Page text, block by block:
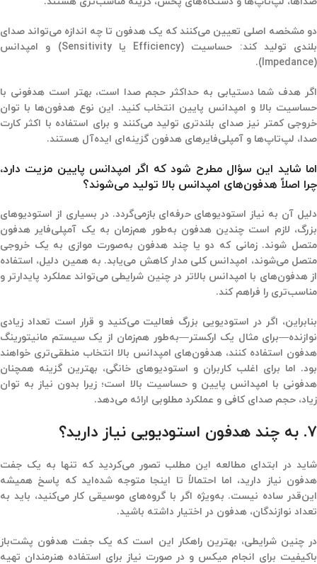
دو مشخصه اصلی تعیین می‌کنند که یک هدفون تا چه اندازه می‌تواند صدای
بلندی تولید کند: حساسیت (Efficiency یا Sensitivity) و امپدانس
(Impedance).
اگر هدف شما دستیابی به حداکثر حجم صدا است، بهتر است هدفونی با
حساسیت بالا و امپدانس پایین انتخاب کنید. این نوع هدفون‌ها با توان
خروجی کمتر نیز صدای بلندتری تولید می‌کنند و برای استفاده با اکثر کارت‌
صدا، لپ‌تاپ‌ها و آمپلی‌فایرهای هدفون گزینه‌ای ایده‌آل هستند.
اما شاید این سؤال مطرح شود که اگر امپدانس پایین مزیت دارد،
چرا اصلاً هدفون‌های امپدانس بالا تولید می‌شوند؟
دلیل آن به نیاز استودیوهای حرفه‌ای بازمی‌گردد. در بسیاری از استودیوهای
بزرگ، لازم است چندین هدفون به‌طور هم‌زمان به یک آمپلی‌فایر هدفون
متصل شوند. زمانی که دو یا چند هدفون به‌صورت موازی به یک خروجی
متصل می‌شوند، امپدانس کلی مدار کاهش می‌یابد. به همین دلیل، استفاده
از هدفون‌های با امپدانس بالاتر در چنین شرایطی می‌تواند عملکرد پایدارتر و
مناسب‌تری را فراهم کند.
بنابراین، اگر در استودیویی بزرگ فعالیت می‌کنید و قرار است تعداد زیادی
نوازنده—برای مثال یک ارکستر—به‌طور هم‌زمان از یک سیستم مانیتورینگ
هدفون استفاده کنند، هدفون‌های امپدانس بالا انتخاب منطقی‌تری خواهند
بود. اما برای اغلب کاربران و استودیوهای خانگی، بهترین گزینه همچنان
هدفونی با امپدانس پایین و حساسیت بالا است؛ زیرا بدون نیاز به توان
زیاد، حجم صدای کافی و عملکرد مطلوبی ارائه می‌دهد.
۷. به چند هدفون استودیویی نیاز دارید؟
شاید در ابتدای مطالعه این مطلب تصور می‌کردید که تنها به یک جفت
هدفون نیاز دارید، اما احتمالاً تا اینجا متوجه شده‌اید که پاسخ همیشه
این‌قدر ساده نیست. به‌ویژه اگر با گروه‌های موسیقی کار می‌کنید، باید به
تعداد نوازندگان، هدفون در اختیار داشته باشید.
در چنین شرایطی، بهترین راهکار این است که یک جفت هدفون پشت‌باز
باکیفیت برای انجام میکس و در صورت نیاز برای استفاده هنرمندان تهیه